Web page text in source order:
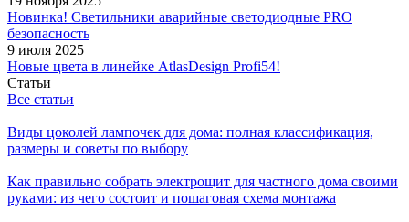
Новинка! Светильники аварийные светодиодные PRO
безопасность
9 июля 2025
Новые цвета в линейке AtlasDesign Profi54!
Статьи
Все статьи
Виды цоколей лампочек для дома: полная классификация,
размеры и советы по выбору
Как правильно собрать электрощит для частного дома своими
руками: из чего состоит и пошаговая схема монтажа